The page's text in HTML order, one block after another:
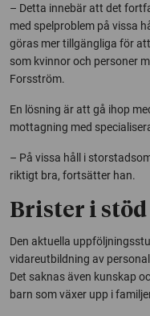
– Detta innebär att det
med spelproblem på vissa
göras mer tillgängliga för
som kvinnor och personer
Forsström.
En lösning är att gå ihop
mottagning med
– På vissa håll i
riktigt bra, fortsätter han.
Brister i
Den aktuella
vidareutbildning av
Det saknas även kunskap
barn som växer upp i